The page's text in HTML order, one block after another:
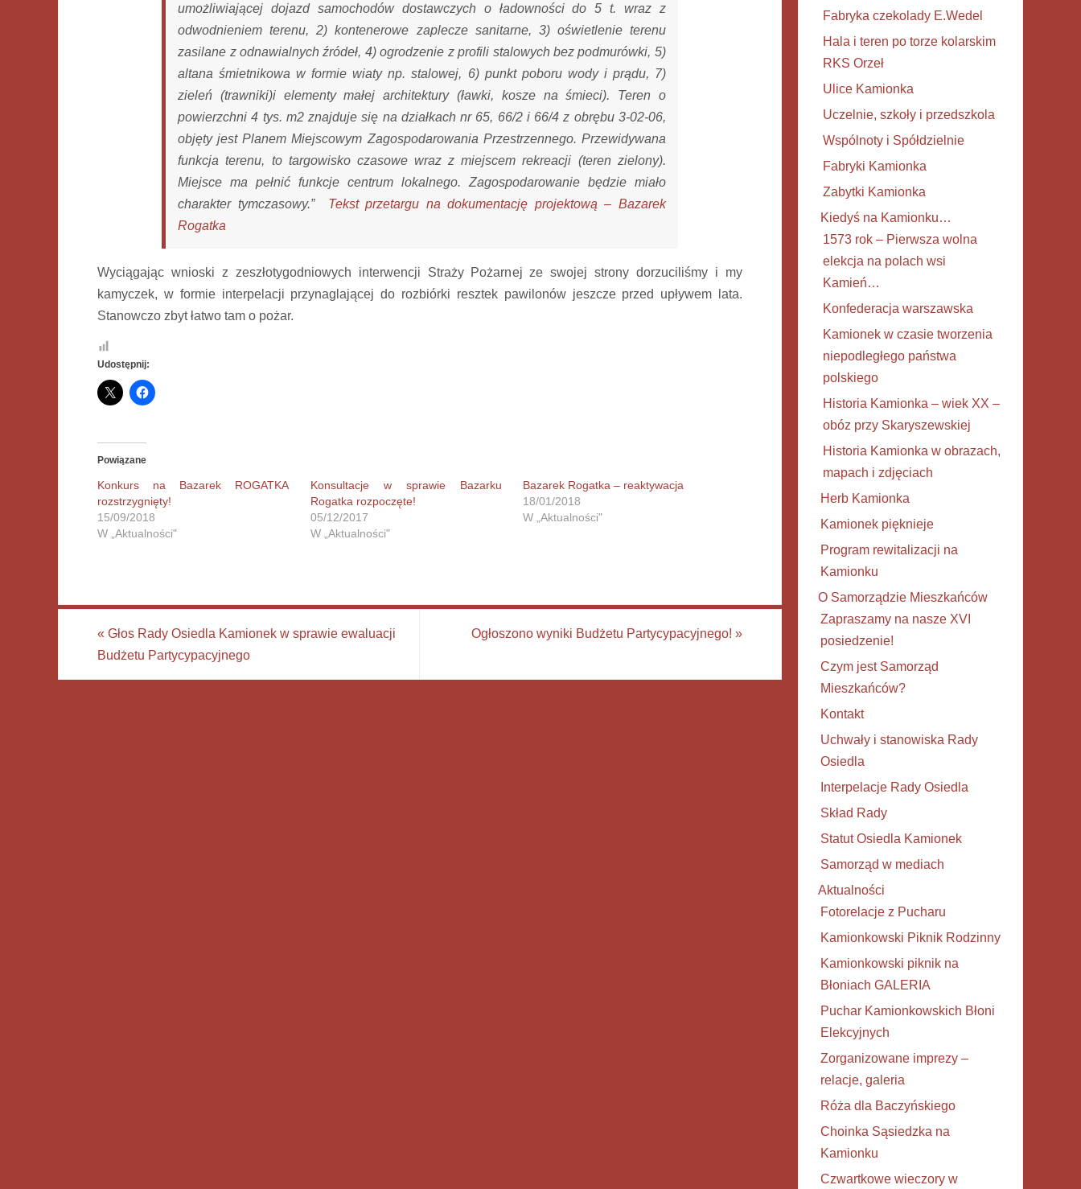
umożliwiającej dojazd samochodów dostawczych o ładowności do 5 t. wraz z
odwodnieniem terenu, 2) kontenerowe zaplecze sanitarne, 3) oświetlenie terenu
zasilane z odnawialnych źródeł, 4) ogrodzenie z profili stalowych bez podmurówki, 5)
altana śmietnikowa w formie wiaty np. stalowej, 6) punkt poboru wody i prądu, 7)
zieleń (trawniki)i elementy małej architektury (ławki, kosze na śmieci). Teren o
powierzchni 4 tys. m2 znajduje się na działkach nr 65, 66/2 i 66/4 z obrębu 3-02-06,
objęty jest Planem Miejscowym Zagospodarowania Przestrzennego. Przewidywana
funkcja terenu, to targowisko czasowe wraz z miejscem rekreacji (teren zielony).
Miejsce ma pełnić funkcje centrum lokalnego. Zagospodarowanie będzie miało
charakter tymczasowy.” Tekst przetargu na dokumentację projektową – Bazarek
Rogatka
Wyciągając wnioski z zeszłotygodniowych interwencji Straży Pożarnej ze swojej strony dorzuciliśmy i my
kamyczek, w formie interpelacji przynaglającej do rozbiórki resztek pawilonów jeszcze przed upływem lata.
Stanowczo zbyt łatwo tam o pożar.
Udostępnij:
Powiązane
Konkurs na Bazarek ROGATKA
rozstrzygnięty!
15/09/2018
W „Aktualności"
Konsultacje w sprawie Bazarku
Rogatka rozpoczęte!
05/12/2017
W „Aktualności"
Bazarek Rogatka – reaktywacja
18/01/2018
W „Aktualności"
« Głos Rady Osiedla Kamionek w sprawie ewaluacji
Budżetu Partycypacyjnego
Ogłoszono wyniki Budżetu Partycypacyjnego! »
Fabryka czekolady E.Wedel
Hala i teren po torze kolarskim
RKS Orzeł
Ulice Kamionka
Uczelnie, szkoły i przedszkola
Wspólnoty i Spółdzielnie
Fabryki Kamionka
Zabytki Kamionka
Kiedyś na Kamionku…
1573 rok – Pierwsza wolna
elekcja na polach wsi
Kamień…
Konfederacja warszawska
Kamionek w czasie tworzenia
niepodległego państwa
polskiego
Historia Kamionka – wiek XX –
obóz przy Skaryszewskiej
Historia Kamionka w obrazach,
mapach i zdjęciach
Herb Kamionka
Kamionek pięknieje
Program rewitalizacji na
Kamionku
O Samorządzie Mieszkańców
Zapraszamy na nasze XVI
posiedzenie!
Czym jest Samorząd
Mieszkańców?
Kontakt
Uchwały i stanowiska Rady
Osiedla
Interpelacje Rady Osiedla
Skład Rady
Statut Osiedla Kamionek
Samorząd w mediach
Aktualności
Fotorelacje z Pucharu
Kamionkowski Piknik Rodzinny
Kamionkowski piknik na
Błoniach GALERIA
Puchar Kamionkowskich Błoni
Elekcyjnych
Zorganizowane imprezy –
relacje, galeria
Róża dla Baczyńskiego
Choinka Sąsiedzka na
Kamionku
Czwartkowe wieczory w